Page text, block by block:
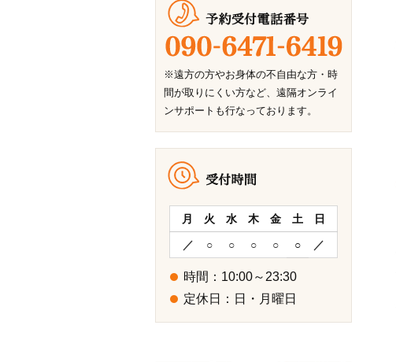
※遠方の方やお身体の不自由な方・時
間が取りにくい方など、遠隔オンライ
ンサポートも行なっております。
月 火 水 木 金 土 日
／ ○ ○ ○ ○ ○ ／
時間：10:00～23:30
定休日：日・月曜日